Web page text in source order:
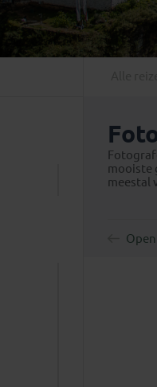
Tanzania (1)
Zimbabwe
mooiste
meestal